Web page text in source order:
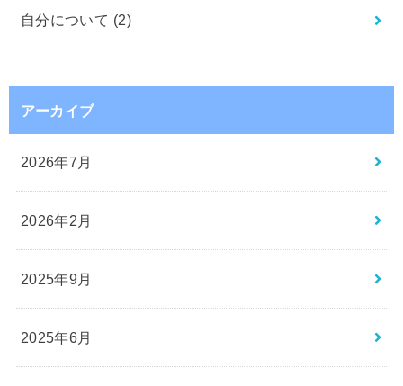
自分について (2)
アーカイブ
2026年7月
2026年2月
2025年9月
2025年6月